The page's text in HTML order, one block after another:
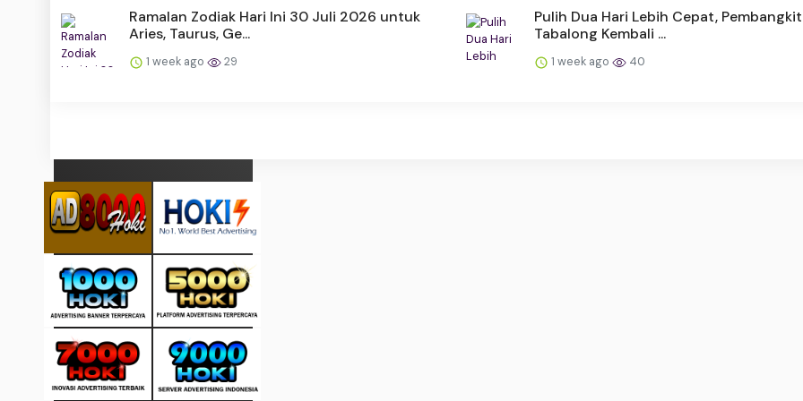
Ramalan Zodiak Hari Ini 30 Juli 2026 untuk
Aries, Taurus, Ge...
1 week ago 29
Pulih Dua Hari Lebih Cepat, Pembangkit
Tabalong Kembali ...
1 week ago 40